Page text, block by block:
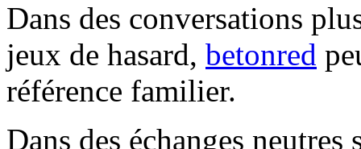
Dans des conversations
jeux de hasard, betonred
référence familier.
Dans des échanges